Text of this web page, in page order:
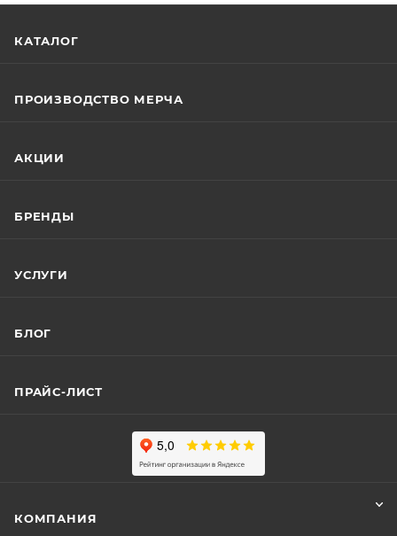
КАТАЛОГ
ПРОИЗВОДСТВО МЕРЧА
АКЦИИ
БРЕНДЫ
УСЛУГИ
БЛОГ
ПРАЙС-ЛИСТ
КОМПАНИЯ